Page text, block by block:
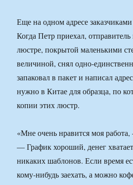
Еще на одном адресе
Когда Петр приехал,
люстре, покрытой маленькими
величиной, снял одно-
запаковал в пакет и написал
нужно в Китае для образца, по
копии этих люстр.
«Мне очень нравится моя
— График хороший, денег
никаких шаблонов. Если время
кому-нибудь заехать, а можно